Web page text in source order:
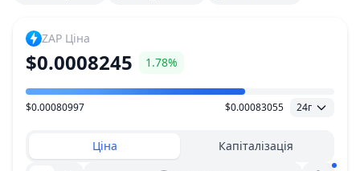
ZAP Ціна
$0.0008245 1.78%
Діапазон цін
$0.00080997 $0.00083055 24г
Ціна Капіталізація